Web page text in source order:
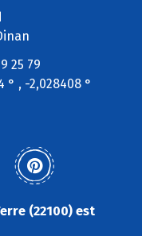
25 79
° , -2,028408 °
(22100) est